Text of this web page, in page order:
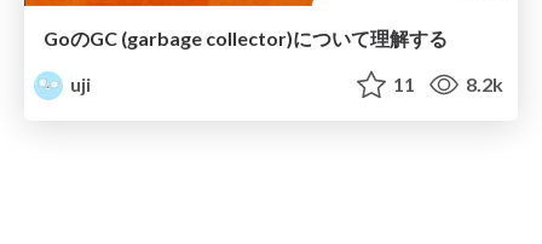
GoのGC (garbage collector)について理解する
uji
11 8.2k